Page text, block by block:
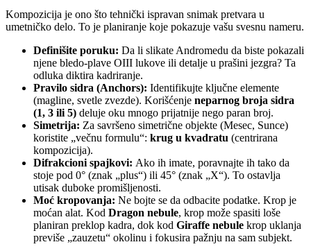
Kompozicija je ono što tehnički ispravan snimak pretvara u
umetničko delo. To je planiranje koje pokazuje vašu svesnu nameru.
Definišite poruku: Da li slikate Andromedu da biste pokazali
njene bledo-plave OIII lukove ili detalje u prašini jezgra? Ta
odluka diktira kadriranje.
Pravilo sidra (Anchors): Identifikujte ključne elemente
(magline, svetle zvezde). Korišćenje neparnog broja sidra
(1, 3 ili 5) deluje oku mnogo prijatnije nego paran broj.
Simetrija: Za savršeno simetrične objekte (Mesec, Sunce)
koristite „večnu formulu“: krug u kvadratu (centrirana
kompozicija).
Difrakcioni spajkovi: Ako ih imate, poravnajte ih tako da
stoje pod 0° (znak „plus“) ili 45° (znak „X“). To ostavlja
utisak duboke promišljenosti.
Moć kropovanja: Ne bojte se da odbacite podatke. Krop je
moćan alat. Kod Dragon nebule, krop može spasiti loše
planiran preklop kadra, dok kod Giraffe nebule krop uklanja
previše „zauzetu“ okolinu i fokusira pažnju na sam subjekt.